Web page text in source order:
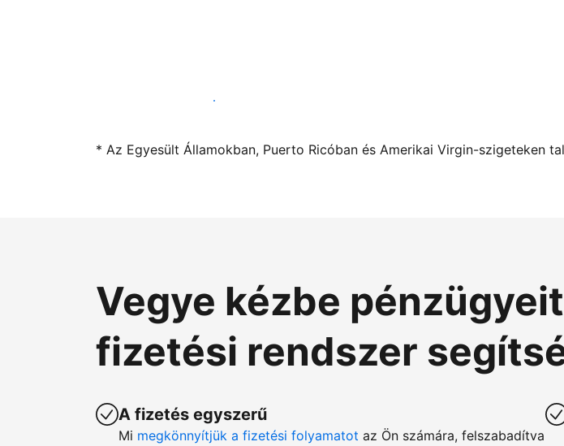
Kínáljon szállást a segítségünkkel
* Az Egyesült Államokban, Puerto Ricóban és Amerikai Virgin-szigeteken
Vegye kézbe
fizetési rendszer
A fizetés egyszerű
Mi megkönnyítjük a fizetési folyamatot az Ön számára, felszabadítva